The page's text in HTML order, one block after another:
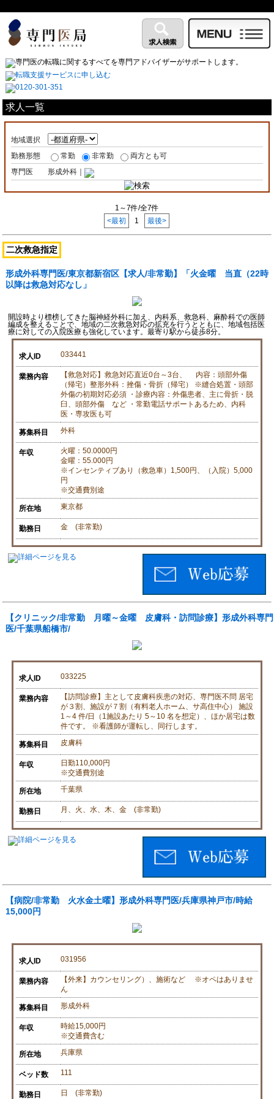
求人一覧
地域選択
勤務形態
常勤 非常勤
両方とも可
専門医
形成外科｜
1～7件/全7件
<最初
1 最後>
二次救急指定
形成外科専門医/東京都新宿区【求人/非常勤】「火金曜 当直（22時
以降は救急対応なし」
開設時より標榜してきた脳神経外科に加え、内科系、救急科、麻酔科での医師
編成を整えることで、地域の二次救急対応の拡充を行うとともに、地域包括医
療に対しての入院医療も強化しています。最寄り駅から徒歩8分。
求人ID 033441
業務内容
【救急対応】救急対応直近0台～3台、 内容：頭部外傷
（帰宅）整形外科：挫傷・骨折（帰宅） ※縫合処置・頭部
外傷の初期対応必須 ・診療内容：外傷患者、主に骨折・脱
臼、頭部外傷 など ・常勤電話サポートあるため、内科
医・専攻医も可
募集科目 外科
年収
火曜：50.0000円
金曜：55.000円
※インセンティブあり（救急車）1,500円、（入院）5,000
円
※交通費別途
所在地 東京都
勤務日 金 (非常勤)
【クリニック/非常勤 月曜～金曜 皮膚科・訪問診療】形成外科専門
医/千葉県船橋市/
求人ID 033225
業務内容
【訪問診療】主として皮膚科疾患の対応、専門医不問 居宅
が３割、施設が７割（有料老人ホーム、サ高住中心） 施設
1～4 件/日（1施設あたり 5～10 名を想定）、ほか居宅は数
件です。 ※看護師が運転し、同行します。
募集科目 皮膚科
年収
日勤110,000円
※交通費別途
所在地 千葉県
勤務日 月、火、水、木、金 (非常勤)
【病院/非常勤 火水金土曜】形成外科専門医/兵庫県神戸市/時給
15,000円
求人ID 031956
業務内容
【外来】カウンセリング）、施術など ※オペはありませ
ん
募集科目 形成外科
年収
時給15,000円
※交通費含む
所在地 兵庫県
ベッド数 111
勤務日 日 (非常勤)